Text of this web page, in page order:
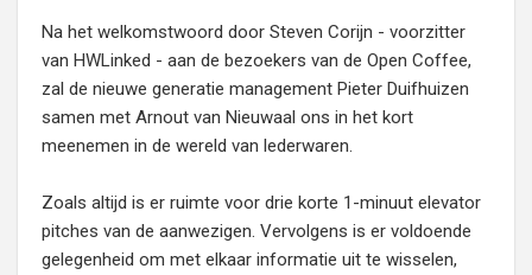
Na het welkomstwoord door Steven Corijn - voorzitter
van HWLinked - aan de bezoekers van de Open Coffee,
zal de nieuwe generatie management Pieter Duifhuizen
samen met Arnout van Nieuwaal ons in het kort
meenemen in de wereld van lederwaren.
Zoals altijd is er ruimte voor drie korte 1-minuut elevator
pitches van de aanwezigen. Vervolgens is er voldoende
gelegenheid om met elkaar informatie uit te wisselen,